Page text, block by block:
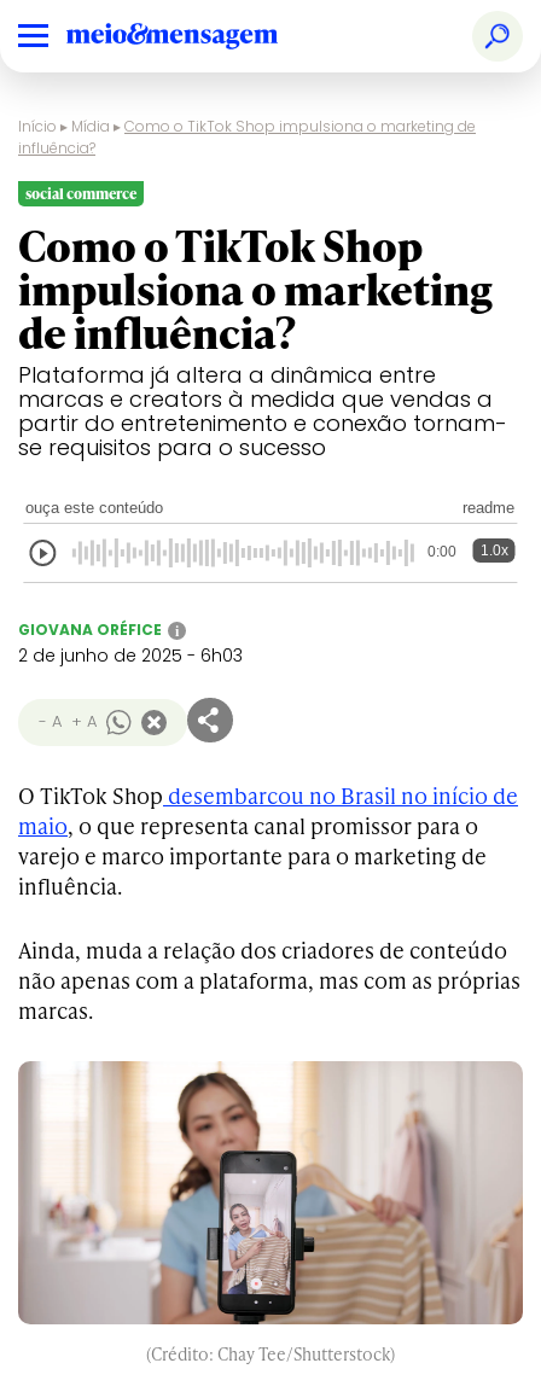
Início ▸ Mídia ▸Como o TikTok Shop impulsiona o marketing de
influência?
social commerce
Como o TikTok Shop
impulsiona o marketing
de influência?
Plataforma já altera a dinâmica entre
marcas e creators à medida que vendas a
partir do entretenimento e conexão tornam-
se requisitos para o sucesso
ouça este conteúdo readme
0:00 1.0x
GIOVANA ORÉFICE i
2 de junho de 2025 - 6h03
- A + A
O TikTok Shop desembarcou no Brasil no início de
maio, o que representa canal promissor para o
varejo e marco importante para o marketing de
influência.
Ainda, muda a relação dos criadores de conteúdo
não apenas com a plataforma, mas com as próprias
marcas.
(Crédito: Chay Tee/Shutterstock)